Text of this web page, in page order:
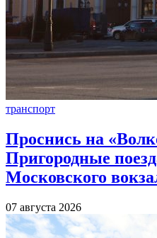
транспорт
Проснись на
Пригородные
Московского
07 августа 2026